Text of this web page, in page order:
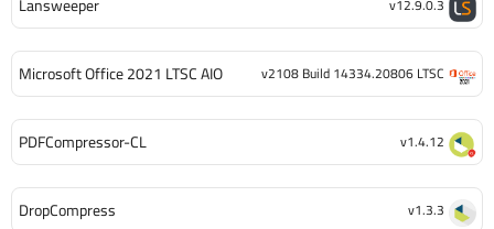
Microsoft Office 2021 LTSC AIO v2108 Build 14334.20806 LTSC
PDFCompressor-CL v1.4.12
DropCompress v1.3.3